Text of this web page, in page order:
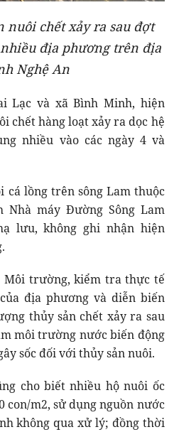
nuôi chết xảy ra sau đợt
địa phương trên địa
Nghệ An
Lạc và xã Bình Minh, hiện
chết hàng loạt xảy ra dọc hệ
nhiều vào các ngày 4 và
cá lồng trên sông Lam thuộc
Nhà máy Đường Sông Lam
lưu, không ghi nhận hiện
Môi trường, kiểm tra thực tế
địa phương và diễn biến
thủy sản chết xảy ra sau
môi trường nước biến động
sốc đối với thủy sản nuôi.
cho biết nhiều hộ nuôi ốc
con/m2, sử dụng nguồn nước
không qua xử lý; đồng thời